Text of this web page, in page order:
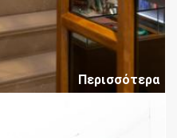
Περισσότερα